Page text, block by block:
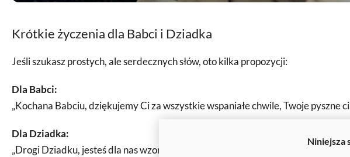
Krótkie życzenia dla Babci i Dziadka
Jeśli szukasz prostych, ale serdecznych słów, oto kilka propozycji:
Dla Babci:
„Kochana Babciu, dziękujemy Ci za wszystkie wspaniałe chwile, Twoje
Dla Dziadka:
„Drogi Dziadku, jesteś dla nas wzorem mędrości i siły. Życzymy Ci nieustającej
Niniejsza